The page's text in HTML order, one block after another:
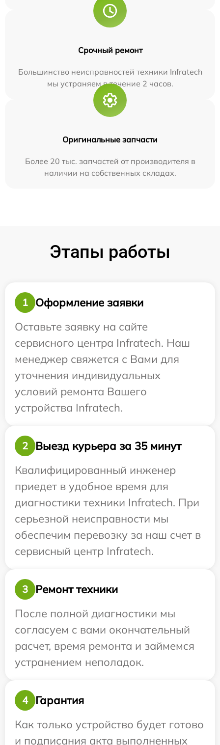
Срочный ремонт
Большинство неисправностей техники Infratech
мы устраняем в течение 2 часов.
Оригинальные запчасти
Более 20 тыс. запчастей от производителя в
наличии на собственных складах.
Этапы работы
1
Оформление заявки
Оставьте заявку на сайте
сервисного центра Infratech. Наш
менеджер свяжется с Вами для
уточнения индивидуальных
условий ремонта Вашего
устройства Infratech.
2
Выезд курьера за 35 минут
Квалифицированный инженер
приедет в удобное время для
диагностики техники Infratech. При
серьезной неисправности мы
обеспечим перевозку за наш счет в
сервисный центр Infratech.
3
Ремонт техники
После полной диагностики мы
согласуем с вами окончательный
расчет, время ремонта и займемся
устранением неполадок.
4
Гарантия
Как только устройство будет готово
и подписания акта выполненных